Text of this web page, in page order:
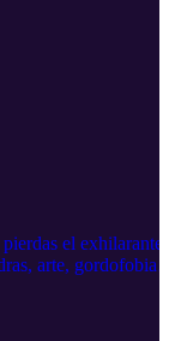
el exhilarante
arte, gordofobia,